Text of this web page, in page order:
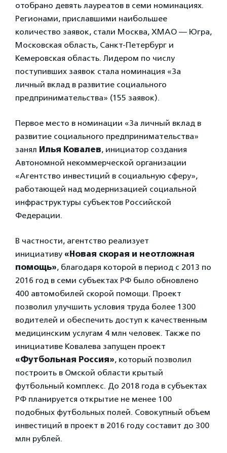
отобрано девять лауреатов в семи номинациях.
Регионами, приславшими наибольшее
количество заявок, стали Москва, ХМАО — Югра,
Московская область, Санкт-Петербург и
Кемеровская область. Лидером по числу
поступивших заявок стала номинация «За
личный вклад в развитие социального
предпринимательства» (155 заявок).
Первое место в номинации «За личный вклад в
развитие социального предпринимательства»
занял Илья Ковалев, инициатор создания
Автономной некоммерческой организации
«Агентство инвестиций в социальную сферу»,
работающей над модернизацией социальной
инфраструктуры субъектов Российской
Федерации.
В частности, агентство реализует
инициативу «Новая скорая и неотложная
помощь», благодаря которой в период с 2013 по
2016 год в семи субъектах РФ было обновлено
400 автомобилей скорой помощи. Проект
позволил улучшить условия труда более 1300
водителей и обеспечить доступ к качественным
медицинским услугам 4 млн человек. Также по
инициативе Ковалева запущен проект
«Футбольная Россия», который позволил
построить в Омской области крытый
футбольный комплекс. До 2018 года в субъектах
РФ планируется открытие не менее 100
подобных футбольных полей. Совокупный объем
инвестиций в проект в 2016 году составит до 300
млн рублей.